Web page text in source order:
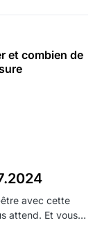
et combien de
être avec cette
attend. Et vous…